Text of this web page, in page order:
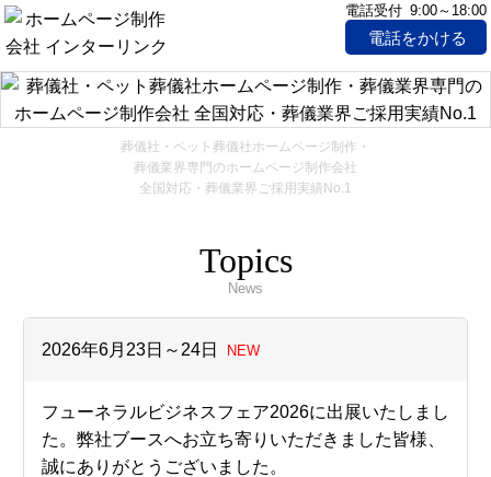
電話受付 9:00～18:00
電話をかける
葬儀社・ペット葬儀社ホームページ制作・
葬儀業界専門のホームページ制作会社
全国対応・葬儀業界ご採用実績No.1
Topics
News
2026年6月23日～24日 NEW
フューネラルビジネスフェア2026に出展いたしまし
た。 弊社ブースへお立ち寄りいただきました皆様、
誠にありがとうございました。